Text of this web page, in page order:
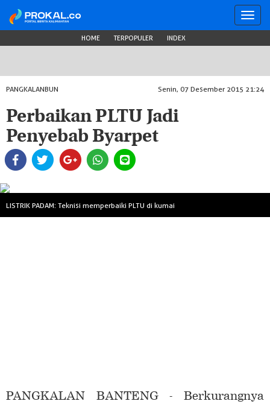
HOME TERPOPULER INDEX
PANGKALANBUN Senin, 07 Desember 2015 21:24
Perbaikan PLTU Jadi
Penyebab Byarpet
LISTRIK PADAM: Teknisi memperbaiki PLTU di kumai
PANGKALAN BANTENG - Berkurangnya